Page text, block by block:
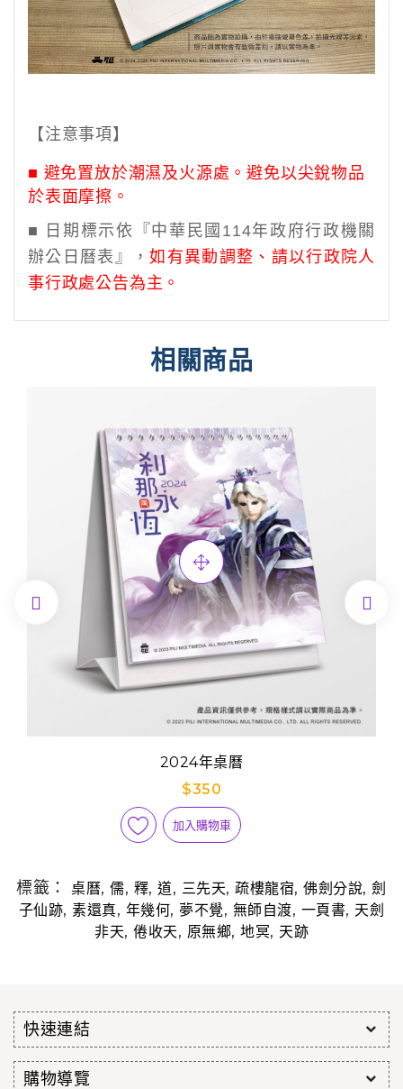
【注意事項】
■ 避免置放於潮濕及火源處。避免以尖銳物品
於表面摩擦。
■ 日期標示依『中華民國 114年政府行政機關
辦公日曆表』，如有異動調整、請以行政院人
事行政處公告為主。
相關商品
2024年桌曆
$350
加入購物車
 
標籤：桌曆,儒, 釋,道, 三先天,疏樓龍宿,佛劍分說,劍
子仙跡,素還真, 年幾何, 夢不覺, 無師自渡, 一頁書, 天劍
非天, 倦收天, 原無鄉, 地冥, 天跡
快速連結
購物導覽